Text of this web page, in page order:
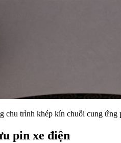
chu trình khép kín chuỗi cung ứng
pin xe điện